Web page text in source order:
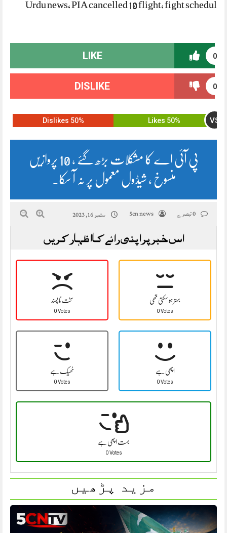
Urdu news, PIA cancelled 10 flight, fight schedul
0
LIKE
0
DISLIKE
50% Likes VS
50% Dislikes
پی آئی اے کا مشکلات بڑھ گئے ، 10 پروازیں
منسوخ ، شیڈول معمول پر نہ آ سکا۔
5cn news ستمبر 16, 2023
اس خبر پر اپنی رائے کا اظہار کریں
سخت نا پسند
0 Votes
بہتر ہو سکتی تھی
0 Votes
ٹھیک ہے
0 Votes
اچھی ہے
0 Votes
بہت اچھی ہے
0 Votes
مزید پڑھیں